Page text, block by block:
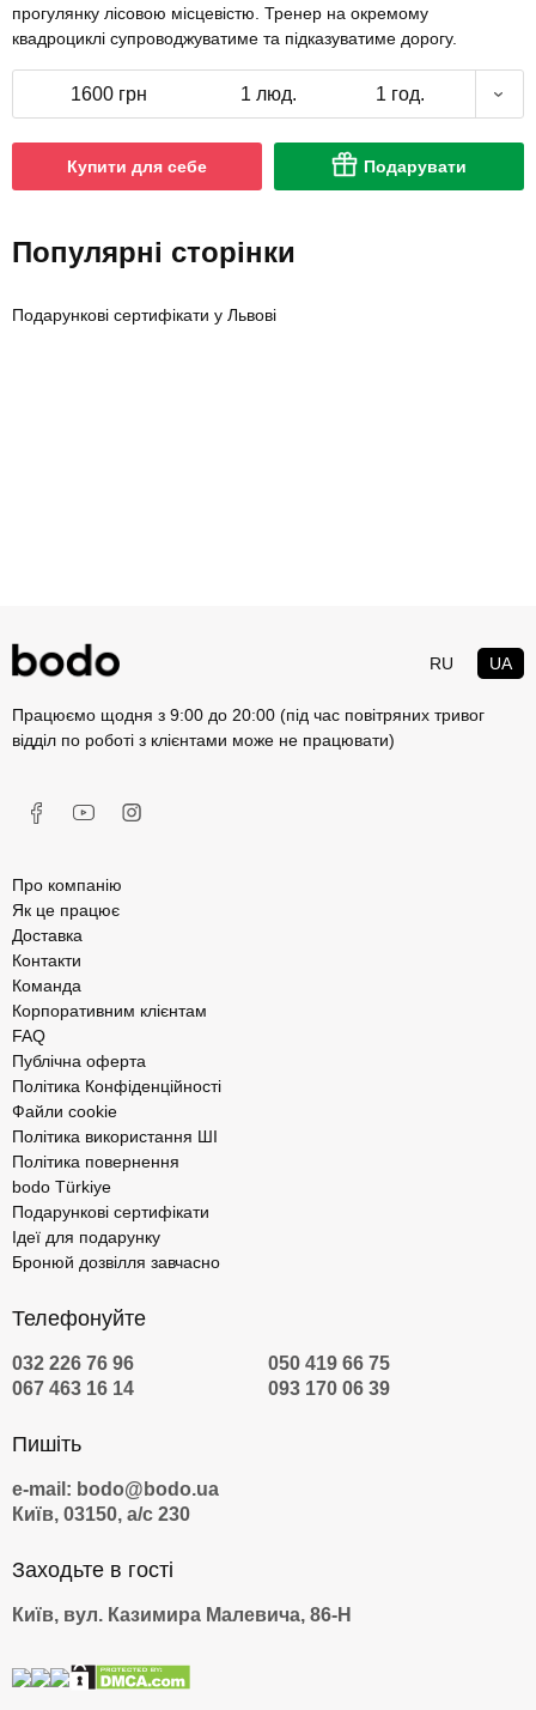
прогулянку лісовою місцевістю. Тренер на окремому
квадроциклі супроводжуватиме та підказуватиме дорогу.
1600 грн 1 люд. 1 год.
Купити для себе Подарувати
Популярні сторінки
Подарункові сертифікати у Львові
RU UA
Працюємо щодня з 9:00 до 20:00 (під час повітряних тривог
відділ по роботі з клієнтами може не працювати)
Про компанію
Як це працює
Доставка
Контакти
Команда
Корпоративним клієнтам
FAQ
Публічна оферта
Політика Конфіденційності
Файли cookie
Політика використання ШІ
Політика повернення
bodo Türkiye
Подарункові сертифікати
Ідеї для подарунку
Бронюй дозвілля завчасно
Телефонуйте
032 226 76 96
050 419 66 75
067 463 16 14
093 170 06 39
Пишіть
e-mail: bodo@bodo.ua
Київ, 03150, а/с 230
Заходьте в гості
Київ, вул. Казимира Малевича, 86-Н